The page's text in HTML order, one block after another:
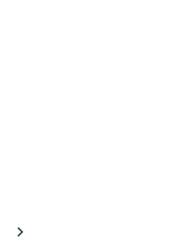
navigate_next